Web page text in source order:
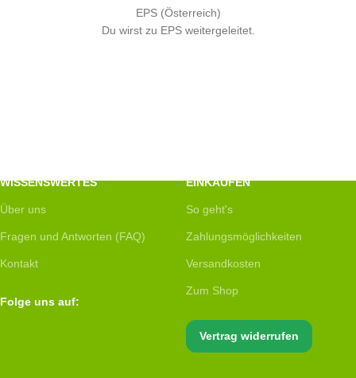
EPS (Österreich)
Du wirst zu EPS weitergeleitet.
WISSENSWERTES
Über uns
Fragen und Antworten (FAQ)
Kontakt
Folge uns auf:
EINKAUFEN
So geht's
Zahlungsmöglichkeiten
Versandkosten
Zum Shop
Vertrag widerrufen